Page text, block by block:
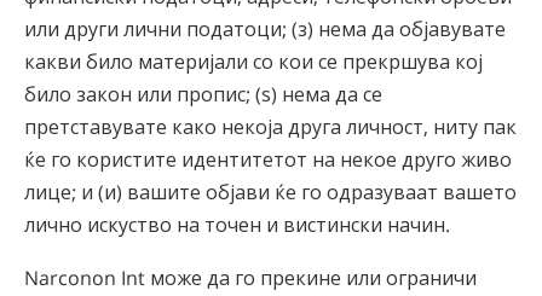
или други лични податоци; (з) нема да објавувате
какви било материјали со кои се прекршува кој
било закон или пропис; (ѕ) нема да се
претставувате како некоја друга личност, ниту пак
ќе го користите идентитетот на некое друго живо
лице; и (и) вашите објави ќе го одразуваат вашето
лично искуство на точен и вистински начин.
Narconon Int може да го прекине или ограничи